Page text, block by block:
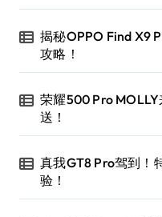
揭秘OPPO Find X9
攻略！
荣耀500 Pro
送！
真我GT8 Pro驾到！
验！